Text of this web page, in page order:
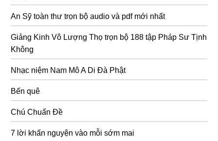
An Sỹ toàn thư trọn bộ audio và pdf mới nhất
Giảng Kinh Vô Lượng Thọ trọn bộ 188 tập Pháp Sư Tịnh
Không
Nhạc niệm Nam Mô A Di Đà Phật
Bến quê
Chú Chuẩn Đề
7 lời khấn nguyện vào mỗi sớm mai